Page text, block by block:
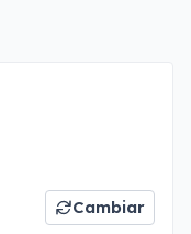
Cambiar